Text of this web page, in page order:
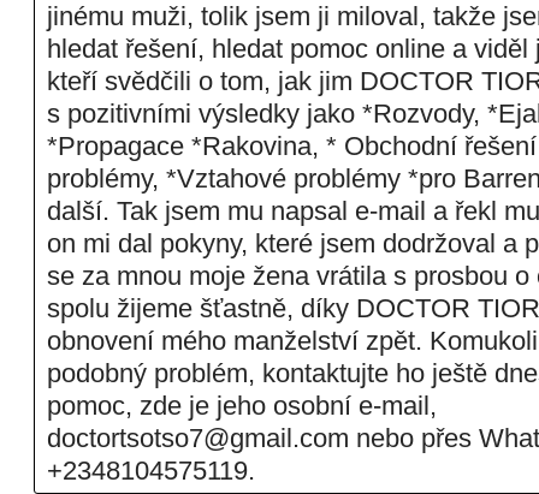
jinému muži, tolik jsem ji miloval, takže
hledat řešení, hledat pomoc online a
kteří svědčili o tom, jak jim DOCTOR
s pozitivními výsledky jako *Rozvody,
*Propagace *Rakovina, * Obchodní
problémy, *Vztahové problémy *pro
další. Tak jsem mu napsal e-mail a řekl
on mi dal pokyny, které jsem dodržoval a
se za mnou moje žena vrátila s prosbou
spolu žijeme šťastně, díky DOCTOR
obnovení mého manželství zpět.
podobný problém, kontaktujte ho ještě
pomoc, zde je jeho osobní e-mail,
doctortsotso7@gmail.com nebo přes
+2348104575119.